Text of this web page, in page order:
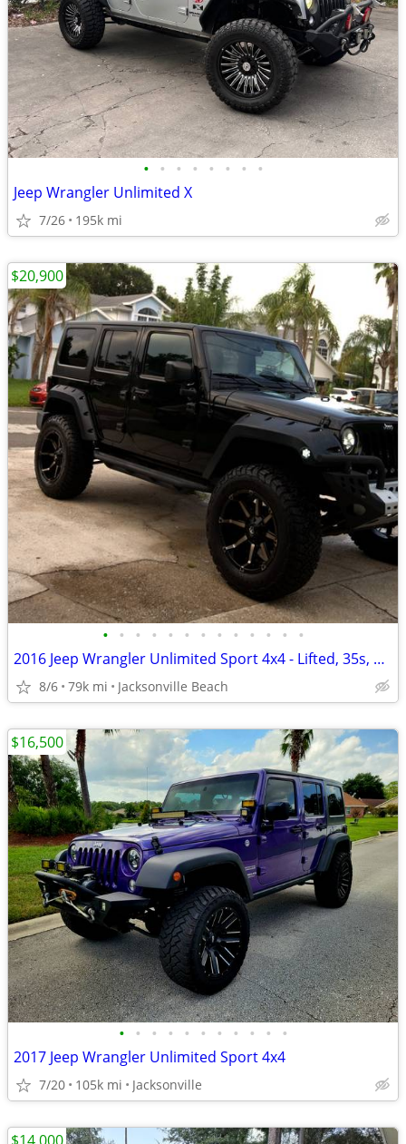
• • • • • • • •
Jeep Wrangler Unlimited X
7/26 195k mi
• • • • • • • • • • • • •
2016 Jeep Wrangler Unlimited Sport 4x4 - Lifted, 35s, One Owner, 79k m
8/6 79k mi Jacksonville Beach
$20,900
• • • • • • • • • • •
2017 Jeep Wrangler Unlimited Sport 4x4
7/20 105k mi Jacksonville
$16,500